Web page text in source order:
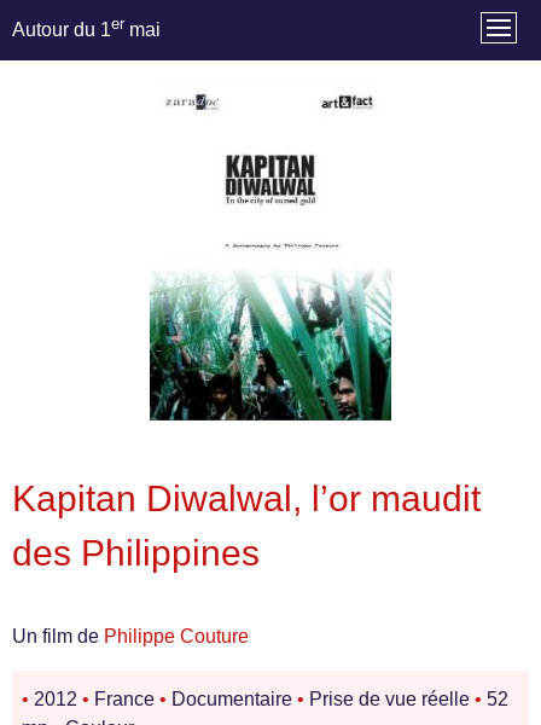
Autour du 1er mai
Kapitan Diwalwal, l’or maudit
des Philippines
Un film de Philippe Couture
• 2012 • France • Documentaire • Prise de vue réelle • 52